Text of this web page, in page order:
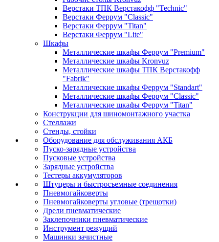
Верстаки ТПК Верстакофф "Technic"
Верстаки Феррум "Classic"
Верстаки Феррум "Titan"
Верстаки Феррум "Lite"
Шкафы
Металлические шкафы Феррум "Premium"
Металлические шкафы Kronvuz
Металлические шкафы ТПК Верстакофф
"Fabrik"
Металлические шкафы Феррум "Standart"
Металлические шкафы Феррум "Classic"
Металлические шкафы Феррум "Titan"
Конструкции для шиномонтажного участка
Стеллажи
Стенды, стойки
Оборудование для обслуживания АКБ
Пуско-зарядные устройства
Пусковые устройства
Зарядные устройства
Тестеры аккумуляторов
Штуцеры и быстросъемные соединения
Пневмогайковерты
Пневмогайковерты угловые (трещотки)
Дрели пневматические
Заклепочники пневматические
Инструмент режущий
Машинки зачистные